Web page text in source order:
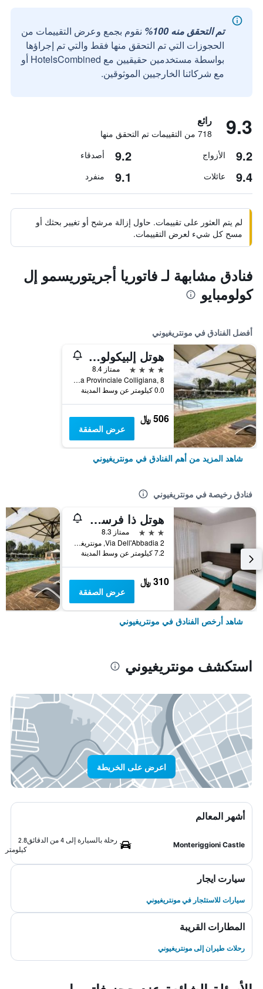
تم التحقق منه 100%
نقوم بجمع وعرض التقييمات من
الحجوزات التي تم التحقق منها فقط والتي تم إجراؤها
بواسطة مستخدمين حقيقيين مع HotelsCombined أو
مع شركائنا الخارجيين الموثوقين.
9.3 رائع
718 من التقييمات تم التحقق منها
9.2 الأزواج 9.2 أصدقاء
9.4 عائلات 9.1 منفرد
لم يتم العثور على تقييمات. حاول إزالة مرشح أو تغيير بحثك أو
مسح كل شيء لعرض التقييمات.
فنادق مشابهة لـ فاتوريا أجريتوريسمو إل
كولومبايو
أفضل الفنادق في مونتريغيوني
هوتل إلبيكولو كاستيلو
4 نجوم
ممتاز 8.4
Strada Provinciale Colligiana, 8, مونتريغيوني, توسكانا, إيطاليا
0.0 كيلومتر عن وسط المدينة
506 ﷼
عرض الصفقة
شاهد المزيد من أهم الفنادق في مونتريغيوني
فنادق رخيصة في مونتريغيوني
هوتل ذا فرست بلاتاني
3 نجوم
ممتاز 8.3
Via Dell'Abbadia 2, مونتريغيوني, توسكانا, إيطاليا
7.2 كيلومتر عن وسط المدينة
310 ﷼
عرض الصفقة
شاهد أرخص الفنادق في مونتريغيوني
استكشف مونتريغيوني
اعرض على الخريطة
أشهر المعالم
Monteriggioni Castle
رحلة بالسيارة إلى 4 من الدقائق
2.8
كيلومتر
سيارت ايجار
سيارات للاستئجار في مونتريغيوني
المطارات القريبة
رحلات طيران إلى مونتريغيوني